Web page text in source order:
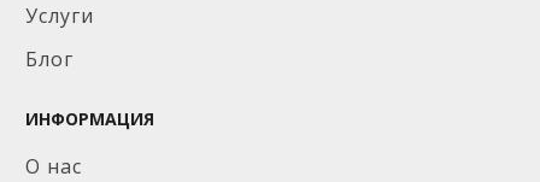
Услуги
Блог
ИНФОРМАЦИЯ
О нас